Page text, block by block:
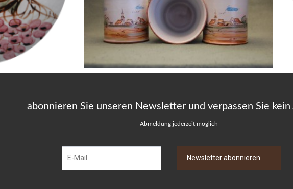
abonnieren Sie unseren Newsletter und verpassen Sie kein
Abmeldung jederzeit möglich